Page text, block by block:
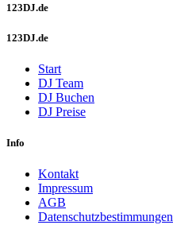
123DJ.de
123DJ.de
Start
DJ Team
DJ Buchen
DJ Preise
Info
Kontakt
Impressum
AGB
Datenschutzbestimmungen